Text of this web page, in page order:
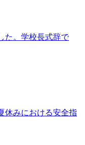
た。学校長式辞で
休みにおける安全指